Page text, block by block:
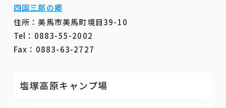
四国三郎の郷
住所：美馬市美馬町境目39-10
Tel：0883-55-2002
Fax：0883-63-2727
塩塚高原キャンプ場